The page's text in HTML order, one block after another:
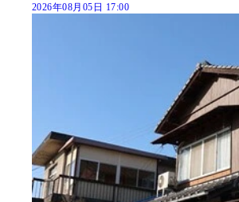
2026年08月05日 17:00